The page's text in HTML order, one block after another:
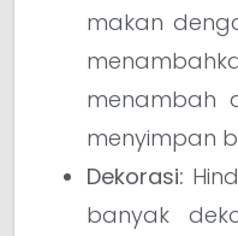
makan
menambah
menyimpan
Dekorasi:
banyak